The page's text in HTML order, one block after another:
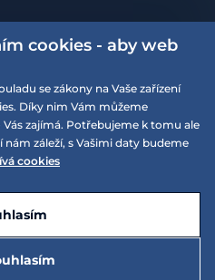
klubu
So
cookies - aby web
se zákony na Vaše zařízení
Díky nim Vám můžeme
zajímá. Potřebujeme k tomu ale
nám záleží, s Vašimi daty budeme
cookies